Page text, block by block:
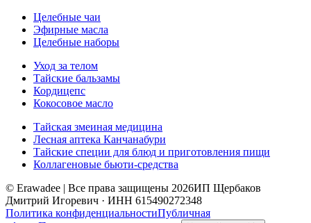
Целебные чаи
Эфирные масла
Целебные наборы
Уход за телом
Тайские бальзамы
Кордицепс
Кокосовое масло
Тайская змеиная медицина
Лесная аптека Канчанабури
Тайские специи для блюд и приготовления пищи
Коллагеновые бьюти-средства
© Erawadee | Все права защищены 2026ИП Щербаков
Дмитрий Игоревич · ИНН 615490272348
Политика конфиденциальностиПубличная